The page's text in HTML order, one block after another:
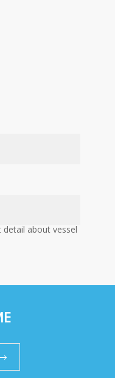
detail about vessel